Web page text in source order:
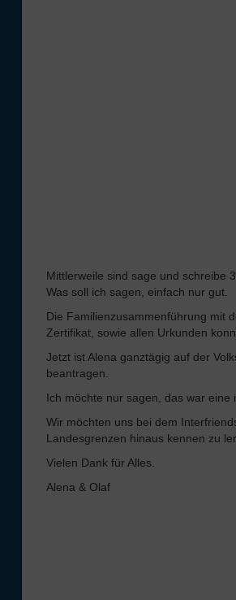
Mittlerweile sind sage und schreibe
Was soll ich sagen, einfach nur gut.
Die Familienzusammenführung mit
Zertifikat, sowie allen Urkunden
Jetzt ist Alena ganztägig auf der
beantragen.
Ich möchte nur sagen, das war eine
Wir möchten uns bei dem
Landesgrenzen hinaus kennen zu
Vielen Dank für Alles.
Alena & Olaf